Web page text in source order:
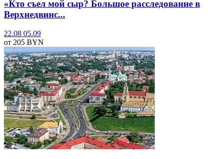
«Кто съел мой сыр? Большое расследование в
Верхнедвинс...
22.08 05.09
от 205 BYN